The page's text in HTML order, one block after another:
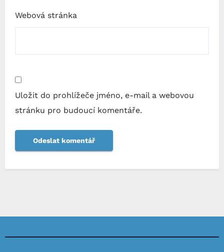
Webová stránka
Uložit do prohlížeče jméno, e-mail a webovou
stránku pro budoucí komentáře.